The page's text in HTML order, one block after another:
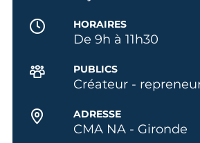
HORAIRES
De 9h à 11h30
PUBLICS
Créateur -
ADRESSE
CMA NA - Gironde